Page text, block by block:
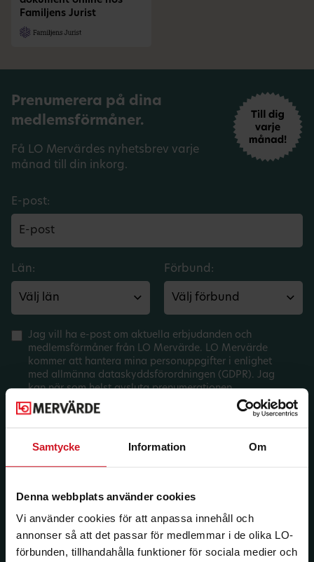
Samtycke Information Om
Denna webbplats använder cookies
Vi använder cookies för att anpassa innehåll och
annonser så att det passar för medlemmar i de olika LO-
förbunden, tillhandahålla funktioner för sociala medier och
Familjens Jurist
Prenumerera på dina
medlemsförmåner.
Få LO Mervärdes nyhetsbrev varje
månad till din inkorg.
E-post:
Län: Förbund:
Jag vill ha e-post om aktuella erbjudanden och
medlemsförmåner från LO Mervärde. LO Mervärde
kommer att hantera mina personuppgifter i enlighet
med allmänna dataskyddsförordningen (GDPR). Jag
kan när som helst avsluta prenumerationen.